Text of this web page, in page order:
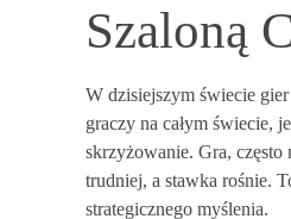
Szaloną
W dzisiejszym świecie gier
graczy na całym świecie,
skrzyżowanie. Gra, często
trudniej, a stawka rośnie.
strategicznego myślenia.